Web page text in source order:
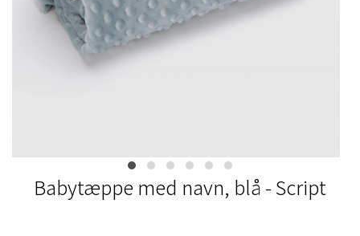
Babytæppe med navn, blå - Script